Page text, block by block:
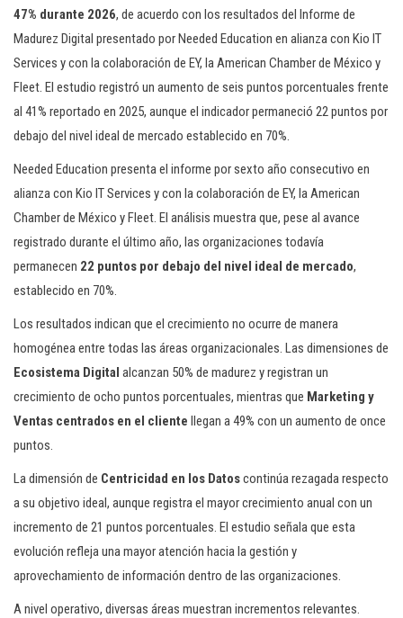
47% durante 2026, de acuerdo con los resultados del Informe de
Madurez Digital presentado por Needed Education en alianza con Kio IT
Services y con la colaboración de EY, la American Chamber de México y
Fleet. El estudio registró un aumento de seis puntos porcentuales frente
al 41% reportado en 2025, aunque el indicador permaneció 22 puntos por
debajo del nivel ideal de mercado establecido en 70%.
Needed Education presenta el informe por sexto año consecutivo en
alianza con Kio IT Services y con la colaboración de EY, la American
Chamber de México y Fleet. El análisis muestra que, pese al avance
registrado durante el último año, las organizaciones todavía
permanecen 22 puntos por debajo del nivel ideal de mercado,
establecido en 70%.
Los resultados indican que el crecimiento no ocurre de manera
homogénea entre todas las áreas organizacionales. Las dimensiones de
Ecosistema Digital alcanzan 50% de madurez y registran un
crecimiento de ocho puntos porcentuales, mientras que Marketing y
Ventas centrados en el cliente llegan a 49% con un aumento de once
puntos.
La dimensión de Centricidad en los Datoscontinúa rezagada respecto
a su objetivo ideal, aunque registra el mayor crecimiento anual con un
incremento de 21 puntos porcentuales. El estudio señala que esta
evolución refleja una mayor atención hacia la gestión y
aprovechamiento de información dentro de las organizaciones.
A nivel operativo, diversas áreas muestran incrementos relevantes.